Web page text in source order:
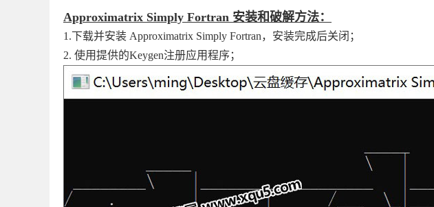
Approximatrix Simply Fortran 安装和破解方法：
1.下载并安装 Approximatrix Simply Fortran，安装完成后关闭；
2. 使用提供的Keygen注册应用程序；